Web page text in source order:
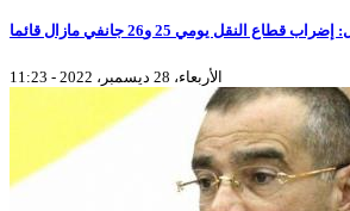
قطاع النقل يومي 25 و26 جانفي مازال قائما
الأربعاء، 28 ديسمبر، 2022 - 11:23